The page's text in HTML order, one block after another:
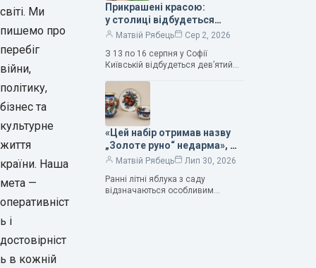
світі. Ми
пишемо про
перебіг
війни,
політику,
бізнес та
культурне
життя
країни. Наша
мета —
оперативніст
ь і
достовірніст
ь в кожній
Прикрашені красою:
у столиці відбудеться
дев’ятий фестиваль
Матвій Рябець
Сер 2, 2026
З 13 по 16 серпня у Софії
Київській відбудеться дев’ятий
мистецтв Bouquet Kyiv Stage. Ця
подія традиційно…
«Цей набір отримав назву
„Золоте руно“ недарма», —
колекціонерка Людмила
Матвій Рябець
Лип 30, 2026
Ранні літні яблука з саду
відзначаються особливим